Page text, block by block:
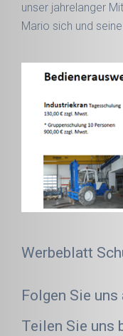
unser jahrelanger
Mario sich und
Werbeblatt
Folgen Sie
Teilen Sie uns